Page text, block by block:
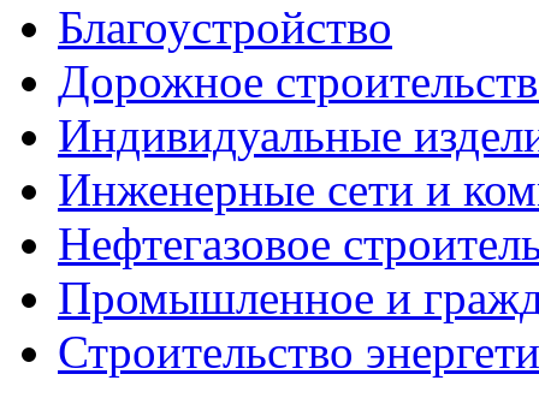
Благоустройство
Дорожное
Индивидуальные
Инженерные сети и
Нефтегазовое
Промышленное и
Строительство